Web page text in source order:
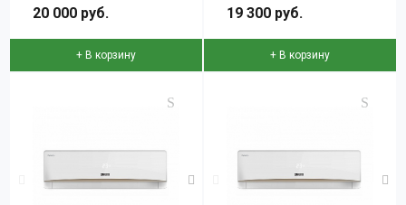
серии SIENA
20 000 руб.
+ В корзину
серии SIENA
19 300 руб.
+ В корзину